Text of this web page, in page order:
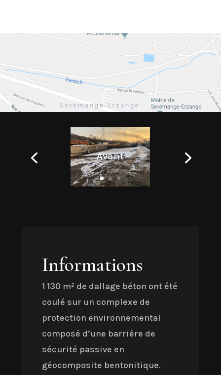
Avant
Informations
1 130 m² de dallage béton ont été
coulé sur un complexe de
protection environnemental
composé d’une barrière de
sécurité passive en
géocomposite bentonitique.